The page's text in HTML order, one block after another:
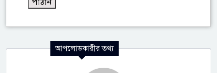
আপলোডকারীর তথ্য